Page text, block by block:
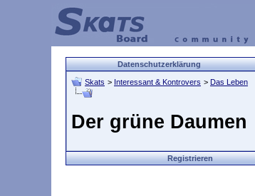
Datenschutzerklärung
Skats > Interessant & Kontrovers > Das Leben
Der grüne Daumen
Registrieren